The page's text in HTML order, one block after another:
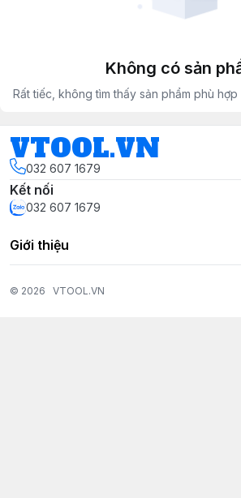
Không có sản
Rất tiếc, không tìm thấy sản phẩm phù
VTOOL.VN
032 607 1679
Kết nối
032 607 1679
Giới thiệu
© 2026 VTOOL.VN